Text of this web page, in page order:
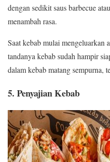
dengan sedikit saus barbecue
menambah rasa.
Saat kebab mulai mengeluarkan
tandanya kebab sudah hampir
dalam kebab matang sempurna,
5. Penyajian Kebab